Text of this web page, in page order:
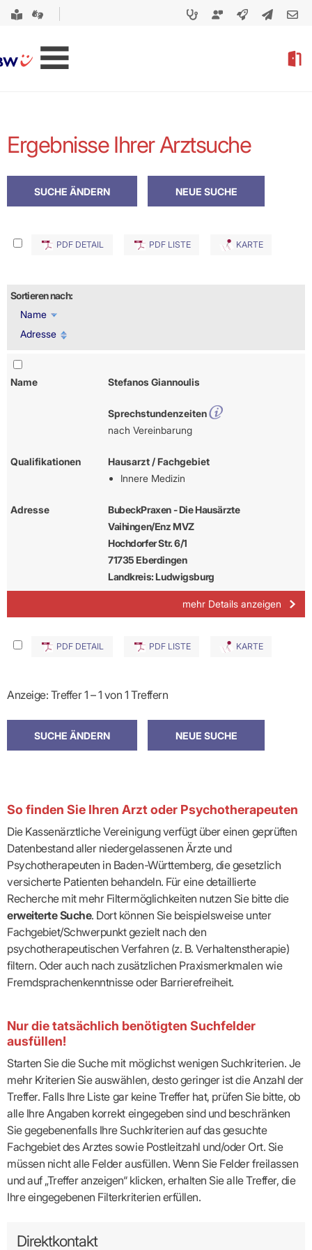
Ergebnisse Ihrer Arztsuche
PDF DETAIL PDF LISTE KARTE
Sortieren nach:
Name
Adresse
Name Stefanos Giannoulis
Sprechstundenzeiten
nach Vereinbarung
Qualifikationen
Hausarzt / Fachgebiet
Innere Medizin
Adresse
BubeckPraxen - Die Hausärzte
Vaihingen/Enz MVZ
Hochdorfer Str. 6/1
71735 Eberdingen
Landkreis: Ludwigsburg
mehr Details anzeigen
PDF DETAIL PDF LISTE KARTE
Anzeige: Treffer 1 – 1 von 1 Treffern
So finden Sie Ihren Arzt oder Psychotherapeuten
Die Kassenärztliche Vereinigung verfügt über einen geprüften
Datenbestand aller niedergelassenen Ärzte und
Psychotherapeuten in Baden-Württemberg, die gesetzlich
versicherte Patienten behandeln. Für eine detaillierte
Recherche mit mehr Filtermöglichkeiten nutzen Sie bitte die
erweiterte Suche. Dort können Sie beispielsweise unter
Fachgebiet/Schwerpunkt gezielt nach den
psychotherapeutischen Verfahren (z. B. Verhaltenstherapie)
filtern. Oder auch nach zusätzlichen Praxismerkmalen wie
Fremdsprachenkenntnisse oder Barrierefreiheit.
Nur die tatsächlich benötigten Suchfelder
ausfüllen!
Starten Sie die Suche mit möglichst wenigen Suchkriterien. Je
mehr Kriterien Sie auswählen, desto geringer ist die Anzahl der
Treffer. Falls Ihre Liste gar keine Treffer hat, prüfen Sie bitte, ob
alle Ihre Angaben korrekt eingegeben sind und beschränken
Sie gegebenenfalls Ihre Suchkriterien auf das gesuchte
Fachgebiet des Arztes sowie Postleitzahl und/oder Ort. Sie
müssen nicht alle Felder ausfüllen. Wenn Sie Felder freilassen
und auf „Treffer anzeigen“ klicken, erhalten Sie alle Treffer, die
Ihre eingegebenen Filterkriterien erfüllen.
Direktkontakt